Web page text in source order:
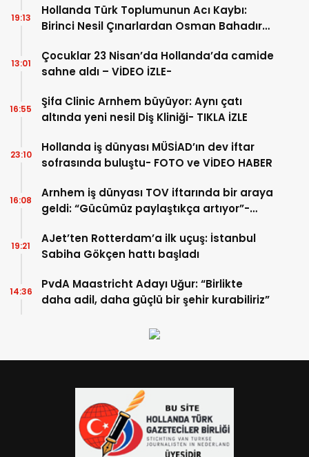
Hollanda Türk Toplumunun Acı Kaybı:
Birinci Nesil Çınarlardan Osman Bahadır
19:13
Çocuklar 23 Nisan’da Hollanda’da camide
sahne aldı – VİDEO İZLE-
13:01
Şifa Clinic Arnhem büyüyor: Aynı çatı
altında yeni nesil Diş Kliniği- TIKLA İZLE
16:55
Hollanda iş dünyası MÜSİAD’ın dev iftar
sofrasında buluştu- FOTO ve VİDEO HABER
23:10
Arnhem iş dünyası TOV iftarında bir araya
geldi: “Gücümüz paylaştıkça artıyor”-
16:08
AJet’ten Rotterdam’a ilk uçuş: İstanbul
Sabiha Gökçen hattı başladı
19:21
PvdA Maastricht Adayı Uğur: “Birlikte
daha adil, daha güçlü bir şehir kurabiliriz”
14:36